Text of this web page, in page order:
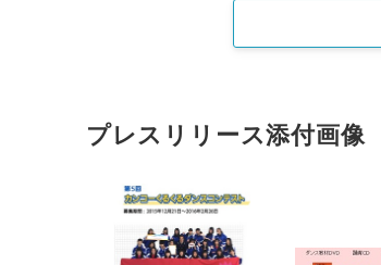
プレスリリース添付画像